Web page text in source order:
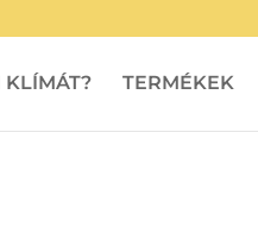
KLÍMÁT? TERMÉKEK